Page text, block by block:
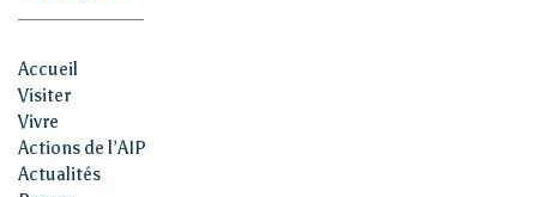
Accueil
Visiter
Vivre
Actions de l’AIP
Actualités